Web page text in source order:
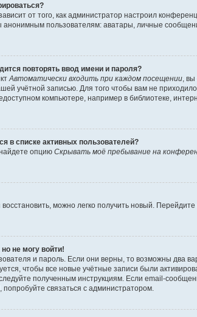
от того, как администратор настроил
пользователям: аватары, личные
повторять ввод имени и пароля?
Автоматически входить при каждом посещении ,
учётной записью. Для того чтобы вам не
компьютере, например в библиотеке,
в списке активных пользователей?
опцию Скрывать моё пребывание на
можно легко получить новый.
не могу войти!
и пароль. Если они верны, то возможны два
чтобы все новые учётные записи были
полученным инструкциям. Если email-
связаться с администратором.